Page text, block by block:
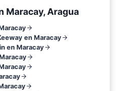
Maracay, Aragua
en Maracay
en Maracay